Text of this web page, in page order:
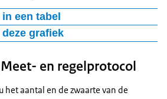
een tabel
M 2,5-3,0M 2,0-2,5
1 0 9
grafiek
bestand en regelprotocol
aantal en de zwaarte van de